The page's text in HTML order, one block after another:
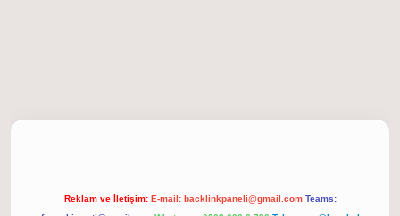
Reklam ve İletişim: E-mail: backlinkpaneli@gmail.com Teams: